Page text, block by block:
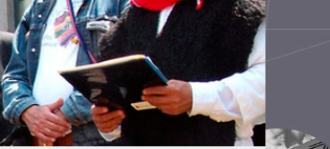
Todos
American and Caribbean Network of